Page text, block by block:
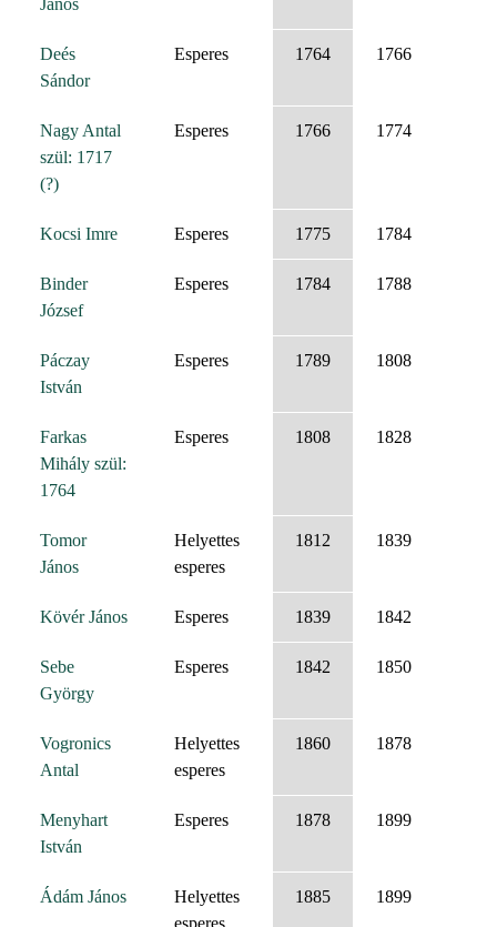
Deés
Sándor
Esperes 1764 1766
Nagy Antal
szül: 1717
(?)
Esperes 1766 1774
Kocsi Imre Esperes 1775 1784
Binder
József
Esperes 1784 1788
Páczay
István
Esperes 1789 1808
Farkas
Mihály szül:
1764
Esperes 1808 1828
Tomor
János
Helyettes
esperes
1812 1839
Kövér János Esperes 1839 1842
Sebe
György
Esperes 1842 1850
Vogronics
Antal
Helyettes
esperes
1860 1878
Menyhart
István
Esperes 1878 1899
Ádám János
Helyettes
esperes
1885 1899